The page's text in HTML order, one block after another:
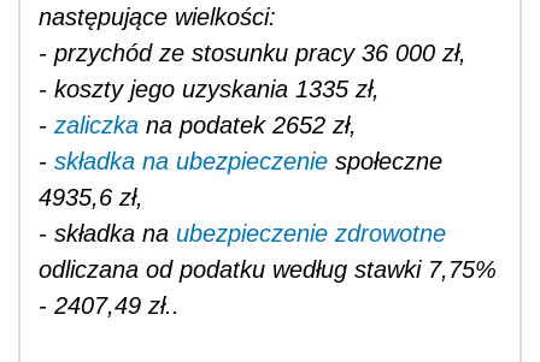
następujące wielkości:
- przychód ze stosunku pracy 36 000 zł,
- koszty jego uzyskania 1335 zł,
- zaliczka na podatek 2652 zł,
- składka na ubezpieczenie społeczne
4935,6 zł,
- składka na ubezpieczenie zdrowotne
odliczana od podatku według stawki 7,75%
- 2407,49 zł..